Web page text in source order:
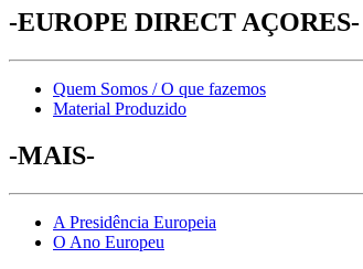
-EUROPE DIRECT AÇORES-
Quem Somos / O que fazemos
Material Produzido
-MAIS-
A Presidência Europeia
O Ano Europeu